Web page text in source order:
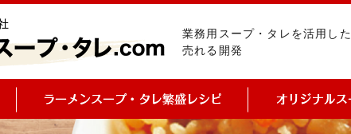
業務用スープ・タレを活用した
売れる開発